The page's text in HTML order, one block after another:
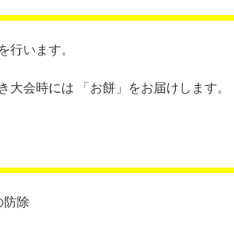
行います。
大会時には 「お餅」をお届けします。
防除